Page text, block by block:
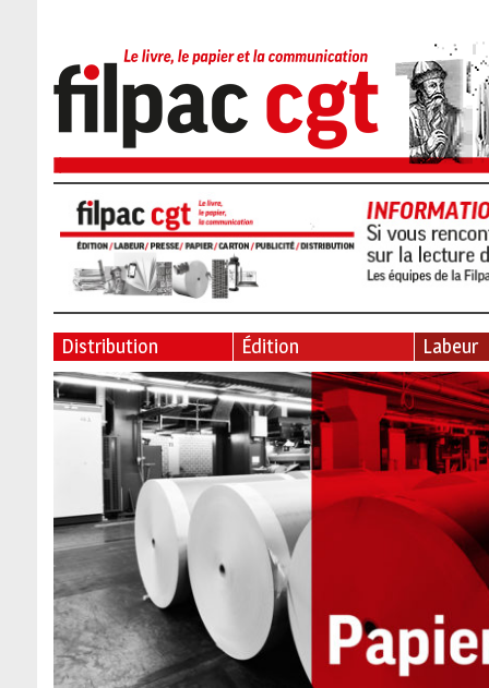
Distribution Édition Labeur